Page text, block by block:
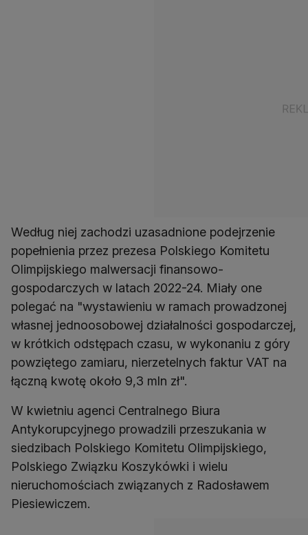
Według niej zachodzi uzasadnione podejrzenie
popełnienia przez prezesa Polskiego Komitetu
Olimpijskiego malwersacji finansowo-
gospodarczych w latach 2022-24. Miały one
polegać na "wystawieniu w ramach prowadzonej
własnej jednoosobowej działalności gospodarczej,
w krótkich odstępach czasu, w wykonaniu z góry
powziętego zamiaru, nierzetelnych faktur VAT na
łączną kwotę około 9,3 mln zł".
W kwietniu agenci Centralnego Biura
Antykorupcyjnego prowadzili przeszukania w
siedzibach Polskiego Komitetu Olimpijskiego,
Polskiego Związku Koszykówki i wielu
nieruchomościach związanych z Radosławem
Piesiewiczem.